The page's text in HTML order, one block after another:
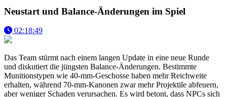
Neustart und Balance-Änderungen im Spiel
02:18:49
Das Team stürmt nach einem langen Update in eine neue Runde
und diskutiert die jüngsten Balance-Änderungen. Bestimmte
Munitionstypen wie 40-mm-Geschosse haben mehr Reichweite
erhalten, während 70-mm-Kanonen zwar mehr Projektile abfeuern,
aber weniger Schaden verursachen. Es wird betont, dass NPCs sich